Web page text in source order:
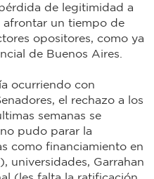
de legitimidad a
afrontar un tiempo de
opositores, como ya
de Buenos Aires.
ocurriendo con
el rechazo a los
semanas se
pudo parar la
como financiamiento en
universidades, Garrahan